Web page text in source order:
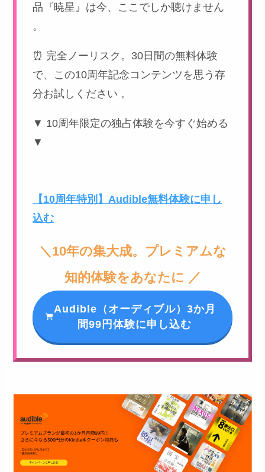
品『暁星』は今、ここでしか聴けません
。
⏰ 完全ノーリスク。30日間の無料体験
で、この10周年記念コンテンツを思う存
分お試しください 。
▼ 10周年限定の独占体験を今すぐ始める
▼
【10周年特別】Audible無料体験に申し
込む
＼10年の集大成。プレミアムな
知的体験をあなたに ／
Audible（オーディブル）3か月
間99円体験に申し込む